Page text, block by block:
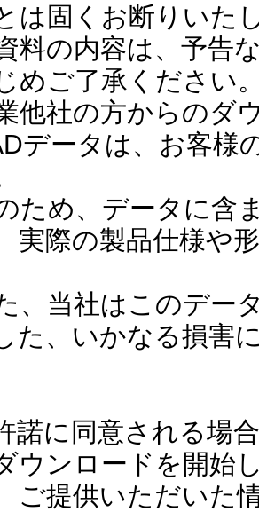
は固くお断りいた
料の内容は、予告
めご了承ください
他社の方からのダ
データは、お客様
ため、データに含
実際の製品仕様や
、当社はこのデー
た、いかなる損害
諾に同意される場
ウンロードを開始
ご提供いただいた